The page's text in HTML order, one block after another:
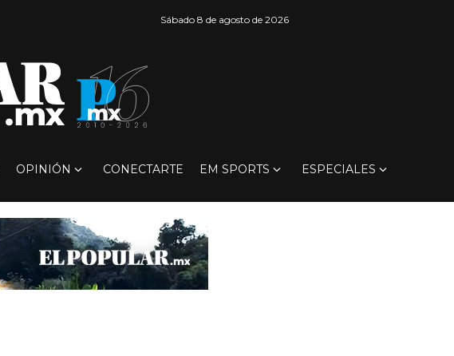
Sábado 8 de agosto de 2026
OPINIÓN CONECTARTE EM SPORTS ESPECIALES